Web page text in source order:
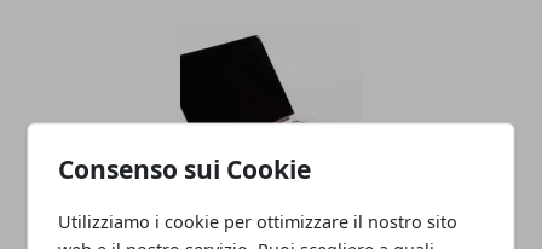
Consenso sui Cookie
Utilizziamo i cookie per ottimizzare il nostro sito
Noleggio Apple MacBook, perché è una